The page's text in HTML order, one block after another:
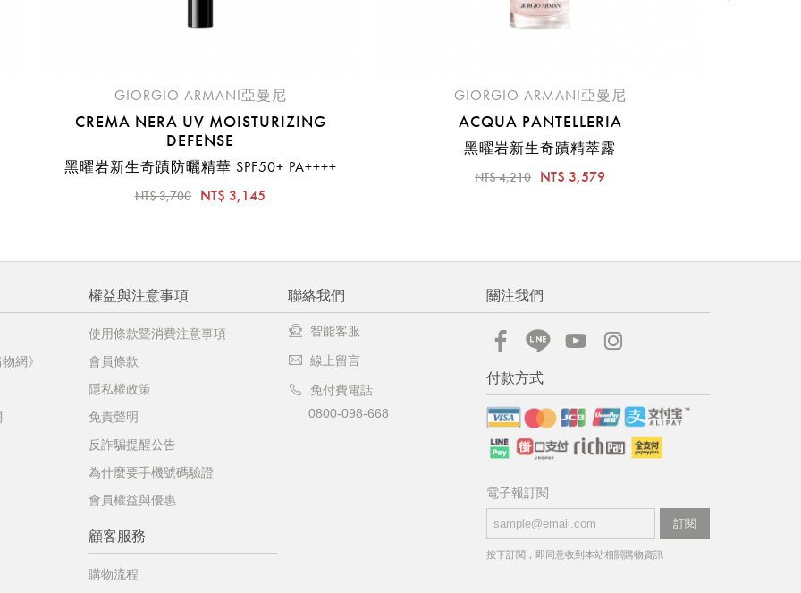
GIORGIO ARMANI亞曼尼
CREMA NERA UV MOISTURIZING
DEFENSE
黑曜岩新生奇蹟防曬精華 SPF50+ PA++++
NT$ 3,700 NT$ 3,145
GIORGIO ARMANI亞曼尼
ACQUA PANTELLERIA
黑曜岩新生奇蹟精萃露
NT$ 4,210 NT$ 3,579
網》
權益與注意事項
使用條款暨消費注意事項
會員條款
隱私權政策
免責聲明
反詐騙提醒公告
為什麼要手機號碼驗證
會員權益與優惠
顧客服務
購物流程
聯絡我們
智能客服
線上留言
免付費電話
0800-098-668
關注我們
付款方式
電子報訂閱
訂閱
按下訂閱，即同意收到本站相關購物資訊